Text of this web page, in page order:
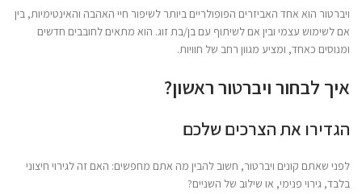
ויברטור הוא אחד האביזרים הפופולריים ביותר לשיפור חיי האהבה והאינטימיות, בין
אם לשימוש עצמי ובין אם לשיתוף עם בן/בת זוג. הוא מתאים לחובבים חדשים
ומנוסים כאחד, ומציע מגוון רחב של חוויות.
איך לבחור ויברטור ראשון?
הגדירו את הצרכים שלכם
לפני שאתם קונים ויברטור, חשוב להבין מה אתם מחפשים: האם זה לגירוי חיצוני
בלבד, גירוי פנימי, או שילוב של השניים?